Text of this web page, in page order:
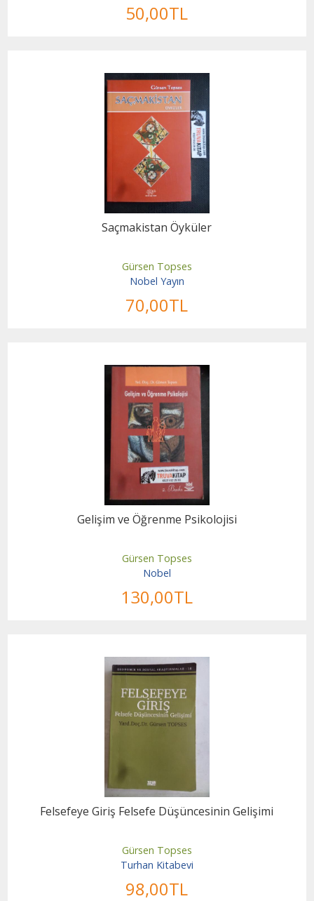
50,00TL
Saçmakistan Öyküler
Gürsen Topses
Nobel Yayın
70,00TL
Gelişim ve Öğrenme Psikolojisi
Gürsen Topses
Nobel
130,00TL
Felsefeye Giriş Felsefe Düşüncesinin Gelişimi
Gürsen Topses
Turhan Kitabevi
98,00TL